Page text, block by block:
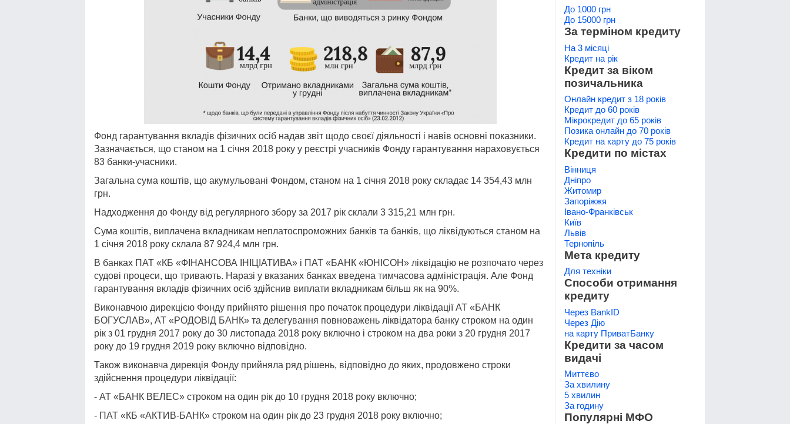
Фонд гарантування вкладів фізичних осіб надав звіт щодо своєї діяльності і навів основні показники.
Зазначається, що станом на 1 січня 2018 року у реєстрі учасників Фонду гарантування нараховується
83 банки-учасники.
Загальна сума коштів, що акумульовані Фондом, станом на 1 січня 2018 року складає 14 354,43 млн
грн.
Надходження до Фонду від регулярного збору за 2017 рік склали 3 315,21 млн грн.
Сума коштів, виплачена вкладникам неплатоспроможних банків та банків, що ліквідуються станом на
1 січня 2018 року склала 87 924,4 млн грн.
В банках ПАТ «КБ «ФІНАНСОВА ІНІЦІАТИВА» і ПАТ «БАНК «ЮНІСОН» ліквідацію не розпочато через
судові процеси, що тривають. Наразі у вказаних банках введена тимчасова адміністрація. Але Фонд
гарантування вкладів фізичних осіб здійснив виплати вкладникам більш як на 90%.
Виконавчою дирекцією Фонду прийнято рішення про початок процедури ліквідації АТ «БАНК
БОГУСЛАВ», АТ «РОДОВІД БАНК» та делегування повноважень ліквідатора банку строком на один
рік з 01 грудня 2017 року до 30 листопада 2018 року включно і строком на два роки з 20 грудня 2017
року до 19 грудня 2019 року включно відповідно.
Також виконавча дирекція Фонду прийняла ряд рішень, відповідно до яких, продовжено строки
здійснення процедури ліквідації:
- АТ «БАНК ВЕЛЕС» строком на один рік до 10 грудня 2018 року включно;
- ПАТ «КБ «АКТИВ-БАНК» строком на один рік до 23 грудня 2018 року включно;
До 1000 грн
До 15000 грн
За терміном кредиту
На 3 місяці
Кредит на рік
Кредит за віком
позичальника
Онлайн кредит з 18 років
Кредит до 60 років
Мікрокредит до 65 років
Позика онлайн до 70 років
Кредит на карту до 75 років
Кредити по містах
Вінниця
Дніпро
Житомир
Запоріжжя
Івано-Франківськ
Київ
Львів
Тернопіль
Мета кредиту
Для техніки
Способи отримання
кредиту
Через BankID
Через Дію
на карту ПриватБанку
Кредити за часом
видачі
Миттєво
За хвилину
5 хвилин
За годину
Популярні МФО